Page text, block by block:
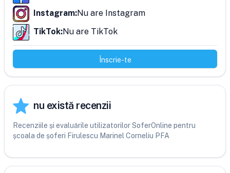
Instagram:Nu are Instagram
TikTok:Nu are TikTok
Înscrie-te
nu există recenzii
Recenziile și evaluările utilizatorilor SoferOnline pentru
școala de șoferi Firulescu Marinel Corneliu PFA